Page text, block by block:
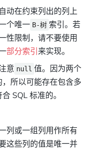
动在约束列出的列上
个唯一 B-树 索引。若
性限制，请不要使用
部分索引 来实现。
意 null 值。因为两个
所以可能存在包含多
SQL 标准的。
列或一组列用作所有
这些列的值是唯一并